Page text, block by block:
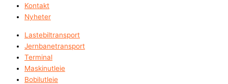
Kontakt
Nyheter
Lastebiltransport
Jernbanetransport
Terminal
Maskinutleie
Bobilutleie